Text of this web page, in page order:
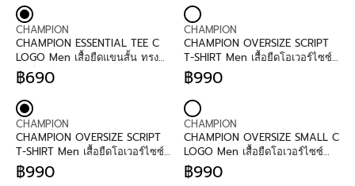
I
C
E
฿
6
9
I
C
E
฿
6
9
:G
U
L
A
R
P
I
C
E
฿
6
9
:G
U
L
A
R
P
I
C
E
฿
6
9
V
E
N
D
O
:
CHAMPION
CHAMPION ESSENTIAL TEE C
LOGO Men เสื้อยืดแขนสั้น ทรง
พอดีตัว Regular Fit
R
G
U
L
A
R
P
฿690
V
E
N
D
O
:
CHAMPION
CHAMPION OVERSIZE SCRIPT
T-SHIRT Men เสื้อยืดโอเวอร์ไซซ์
ผู้ชาย
R
G
U
L
A
R
P
฿990
V
E
N
D
O
CHAMPION
CHAMPION OVERSIZE SCRIPT
T-SHIRT Men เสื้อยืดโอเวอร์ไซซ์
ผู้ชาย
R
฿990
V
E
N
D
O
CHAMPION
CHAMPION OVERSIZE SMALL C
LOGO Men เสื้อยืดโอเวอร์ไซซ์
ผู้ชาย
R
฿990